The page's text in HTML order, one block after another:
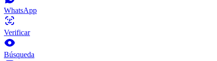
WhatsApp
Verificar
Búsqueda